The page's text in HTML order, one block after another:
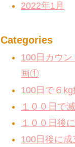
2022年1月
Categories
100日カウ
画①
100日で６
１００日で
１００日後
100日後に